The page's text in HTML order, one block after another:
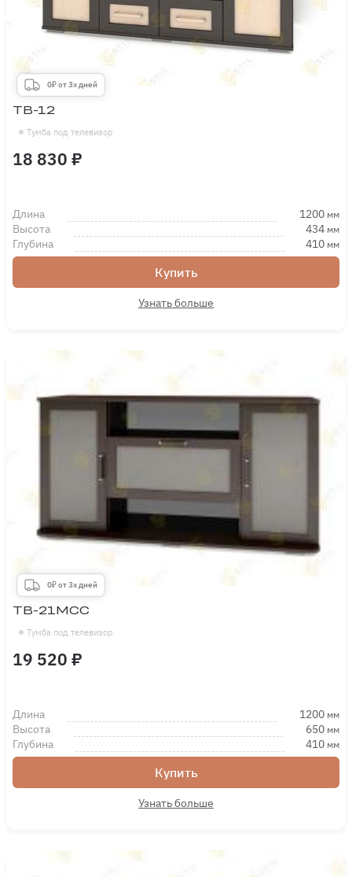
0₽ от 3х дней
Тумба под телевизор
ТВ-12
18 830 ₽
Длина 1200 мм
Высота 434 мм
Глубина 410 мм
Купить
Узнать больше
0₽ от 3х дней
Тумба под телевизор
ТВ-21МСС
19 520 ₽
Длина 1200 мм
Высота 650 мм
Глубина 410 мм
Купить
Узнать больше